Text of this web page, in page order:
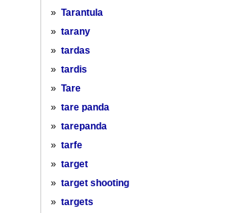
» Tarantula
» tarany
» tardas
» tardis
» Tare
» tare panda
» tarepanda
» tarfe
» target
» target shooting
» targets